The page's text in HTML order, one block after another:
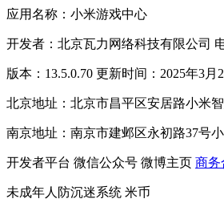
应用名称：小米游戏中心
开发者：北京瓦力网络科技有限公司
版本：13.5.0.70 更新时间：2025年3月
北京地址：北京市昌平区安居路小米
南京地址：南京市建邺区永初路37号
开发者平台 微信公众号 微博主页 商务
未成年人防沉迷系统 米币